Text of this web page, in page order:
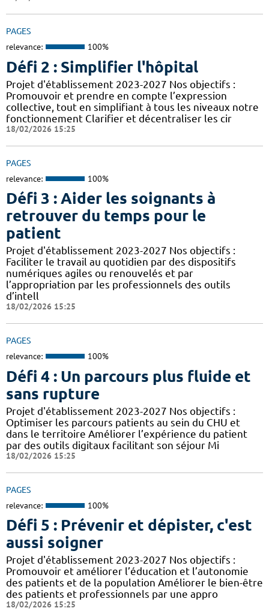
PAGES
relevance: 100%
Défi 2 : Simplifier l'hôpital
Projet d'établissement 2023-2027 Nos objectifs :
Promouvoir et prendre en compte l’expression
collective, tout en simplifiant à tous les niveaux notre
fonctionnement Clarifier et décentraliser les cir
18/02/2026 15:25
PAGES
relevance: 100%
Défi 3 : Aider les soignants à
retrouver du temps pour le
patient
Projet d'établissement 2023-2027 Nos objectifs :
Faciliter le travail au quotidien par des dispositifs
numériques agiles ou renouvelés et par
l’appropriation par les professionnels des outils
d’intell
18/02/2026 15:25
PAGES
relevance: 100%
Défi 4 : Un parcours plus fluide et
sans rupture
Projet d'établissement 2023-2027 Nos objectifs :
Optimiser les parcours patients au sein du CHU et
dans le territoire Améliorer l’expérience du patient
par des outils digitaux facilitant son séjour Mi
18/02/2026 15:25
PAGES
relevance: 100%
Défi 5 : Prévenir et dépister, c'est
aussi soigner
Projet d'établissement 2023-2027 Nos objectifs :
Promouvoir et améliorer l’éducation et l’autonomie
des patients et de la population Améliorer le bien-être
des patients et professionnels par une appro
18/02/2026 15:25